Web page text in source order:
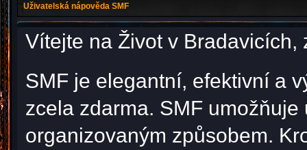
Uživatelská nápověda SMF
Vítejte na Život v
SMF je elegantní, efektivní a
zcela zdarma. SMF
organizovaným způsobem.